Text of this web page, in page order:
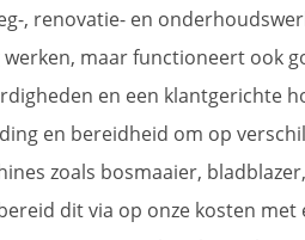
, renovatie- en
werken, maar functioneert ook
en een klantgerichte
en bereidheid om op
zoals bosmaaier,
dit via op onze kosten